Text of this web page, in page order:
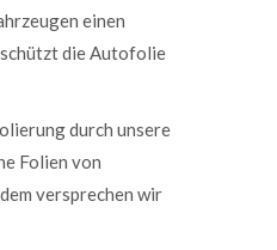
einen
schützt die Autofolie
durch unsere
Folien von
versprechen wir